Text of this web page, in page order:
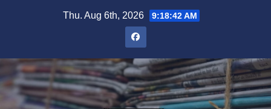
Thu. Aug 6th, 2026 9:18:43 AM